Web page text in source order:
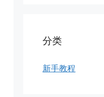
分类
新手教程